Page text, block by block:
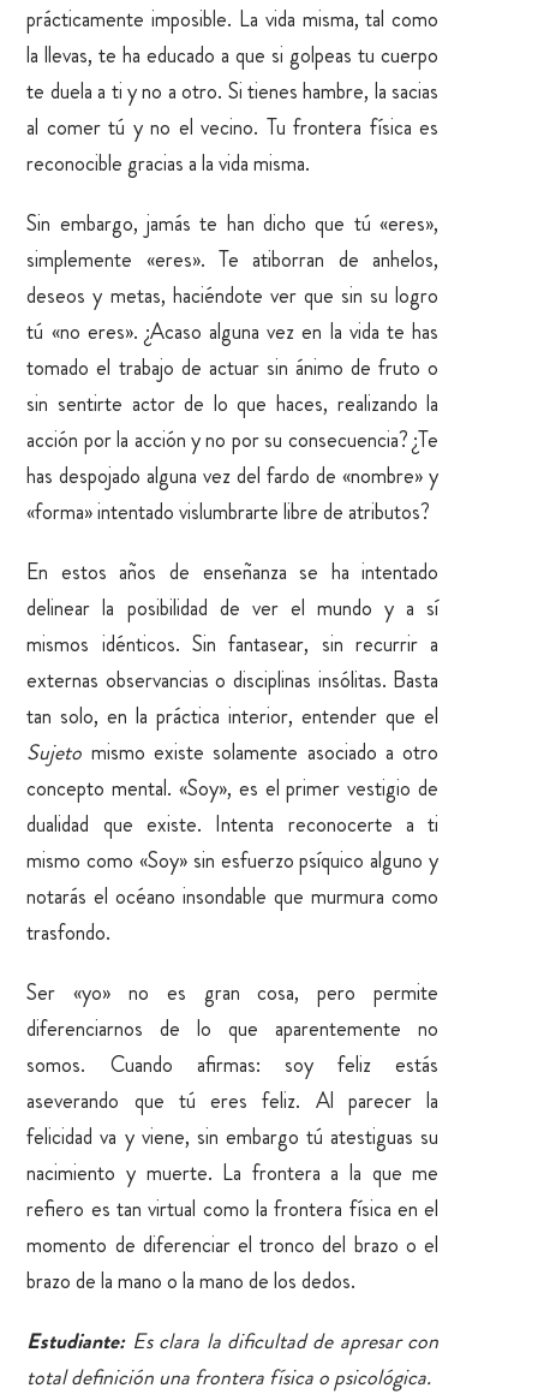
prácticamente imposible. La vida misma, tal como
la llevas, te ha educado a que si golpeas tu cuerpo
te duela a ti y no a otro. Si tienes hambre, la sacias
al comer tú y no el vecino. Tu frontera física es
reconocible gracias a la vida misma.
Sin embargo, jamás te han dicho que tú «eres»,
simplemente «eres». Te atiborran de anhelos,
deseos y metas, haciéndote ver que sin su logro
tú «no eres». ¿Acaso alguna vez en la vida te has
tomado el trabajo de actuar sin ánimo de fruto o
sin sentirte actor de lo que haces, realizando la
acción por la acción y no por su consecuencia? ¿Te
has despojado alguna vez del fardo de «nombre» y
«forma» intentado vislumbrarte libre de atributos?
En estos años de enseñanza se ha intentado
delinear la posibilidad de ver el mundo y a sí
mismos idénticos. Sin fantasear, sin recurrir a
externas observancias o disciplinas insólitas. Basta
tan solo, en la práctica interior, entender que el
Sujeto mismo existe solamente asociado a otro
concepto mental. «Soy», es el primer vestigio de
dualidad que existe. Intenta reconocerte a ti
mismo como «Soy» sin esfuerzo psíquico alguno y
notarás el océano insondable que murmura como
trasfondo.
Ser «yo» no es gran cosa, pero permite
diferenciarnos de lo que aparentemente no
somos. Cuando afirmas: soy feliz estás
aseverando que tú eres feliz. Al parecer la
felicidad va y viene, sin embargo tú atestiguas su
nacimiento y muerte. La frontera a la que me
refiero es tan virtual como la frontera física en el
momento de diferenciar el tronco del brazo o el
brazo de la mano o la mano de los dedos.
Estudiante: Es clara la dificultad de apresar con
total definición una frontera física o psicológica.